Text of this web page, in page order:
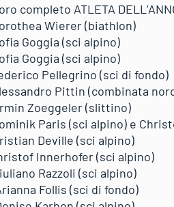
completo ATLETA
Wierer (biathlon)
Goggia (sci alpino)
Goggia (sci alpino)
Pellegrino (sci di fondo)
Pittin (combinata
Zoeggeler (slittino)
Paris (sci alpino) e
Deville (sci alpino)
Innerhofer (sci alpino)
Razzoli (sci alpino)
Follis (sci di fondo)